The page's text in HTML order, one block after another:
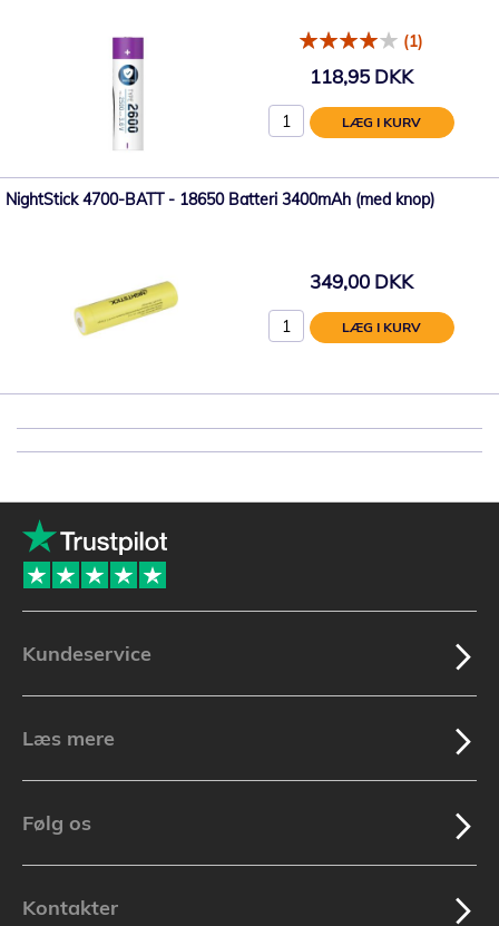
(1)
118,95 DKK
LÆG I KURV
NightStick 4700-BATT - 18650 Batteri 3400mAh (med knop)
349,00 DKK
LÆG I KURV
Kundeservice
Læs mere
Følg os
Kontakter